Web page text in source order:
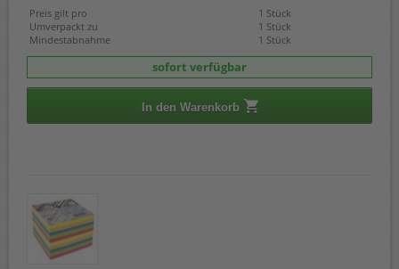
Preis gilt pro
1 Stück
Umverpackt zu
1 Stück
Mindestabnahme
1 Stück
sofort verfügbar
In den Warenkorb